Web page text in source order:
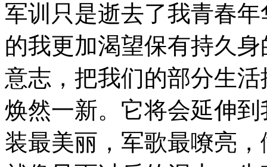
军训只是逝去了我青春
的我更加渴望保有持久
意志，把我们的部分生
焕然一新。它将会延伸
装最美丽，军歌最嘹亮